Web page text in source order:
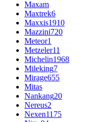
Maxam
Maxtrek6
Maxxis1910
Mazzini720
Meteor1
Metzeler11
Michelin1968
Mileking7
Mirage655
Mitas
Nankang20
Nereus2
Nexen1175